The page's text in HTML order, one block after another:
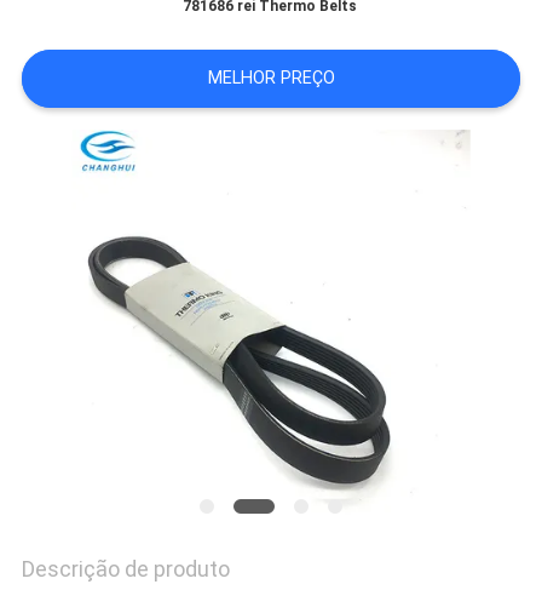
NOTÍCIAS
CASOS
781686 rei Thermo Belts
MELHOR PREÇO
Descrição de produto